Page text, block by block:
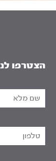
הצטרפו